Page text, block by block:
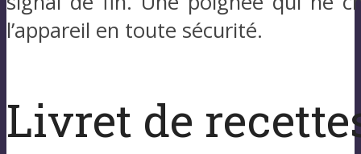
l’appareil en toute sécurité.
Livret de